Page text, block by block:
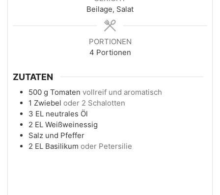
Beilage, Salat
PORTIONEN
4 Portionen
ZUTATEN
500 g Tomaten vollreif und aromatisch
1 Zwiebel oder 2 Schalotten
3 EL neutrales Öl
2 EL Weißweinessig
Salz und Pfeffer
2 EL Basilikum oder Petersilie